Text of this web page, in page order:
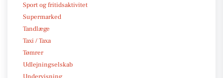
Sport og fritidsaktivitet
Supermarked
Tandlæge
Taxi / Taxa
Tømrer
Udlejningselskab
Undervisning